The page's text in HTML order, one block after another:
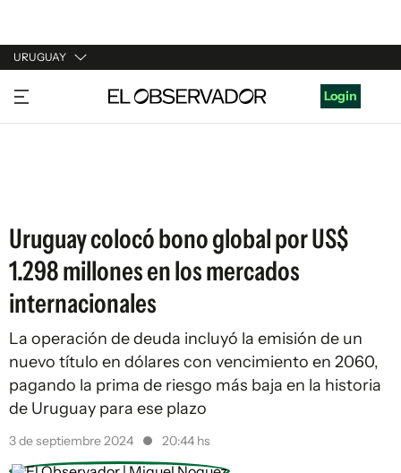
URUGUAY
URUGUAY
ARGENTINA
Login
Uruguay colocó bono global por US$
1.298 millones en los mercados
internacionales
La operación de deuda incluyó la emisión de un
nuevo título en dólares con vencimiento en 2060,
pagando la prima de riesgo más baja en la historia
de Uruguay para ese plazo
3 de septiembre 2024 20:44 hs